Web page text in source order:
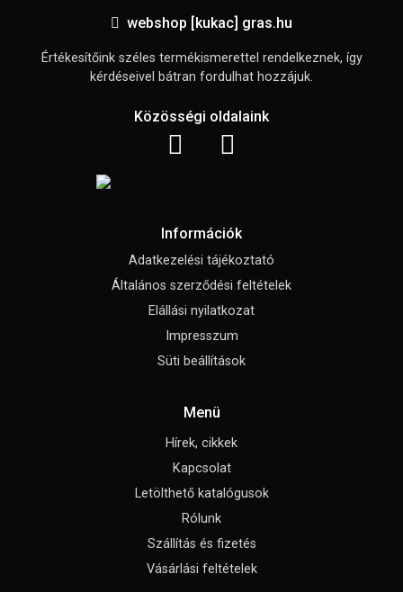
webshop [kukac] gras.hu
Értékesítőink széles termékismerettel rendelkeznek, így
kérdéseivel bátran fordulhat hozzájuk.
Közösségi oldalaink
Információk
Adatkezelési tájékoztató
Általános szerződési feltételek
Elállási nyilatkozat
Impresszum
Süti beállítások
Menü
Hírek, cikkek
Kapcsolat
Letölthető katalógusok
Rólunk
Szállítás és fizetés
Vásárlási feltételek